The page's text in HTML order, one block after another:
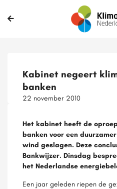
Kabinet negeert
banken
22 november 2010
Het kabinet heeft de
banken voor een
wind geslagen. Deze
Bankwijzer. Dinsdag
het Nederlandse
Een jaar geleden riepen de